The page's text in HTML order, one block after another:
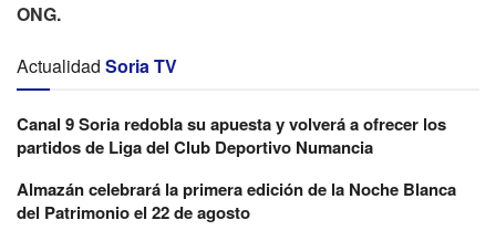
ONG.
Actualidad Soria TV
Canal 9 Soria redobla su apuesta y volverá a ofrecer los
partidos de Liga del Club Deportivo Numancia
Almazán celebrará la primera edición de la Noche Blanca
del Patrimonio el 22 de agosto